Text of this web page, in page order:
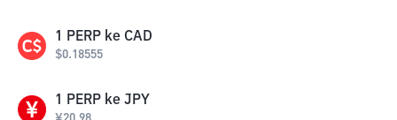
1 PERP ke CAD
$0.18555
1 PERP ke JPY